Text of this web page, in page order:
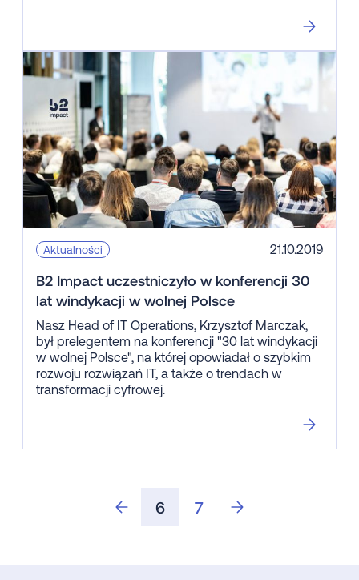
Aktualności 21.10.2019
B2 Impact uczestniczyło w konferencji 30
lat windykacji w wolnej Polsce
Nasz Head of IT Operations, Krzysztof Marczak,
był prelegentem na konferencji "30 lat windykacji
w wolnej Polsce", na której opowiadał o szybkim
rozwoju rozwiązań IT, a także o trendach w
transformacji cyfrowej.
6 7